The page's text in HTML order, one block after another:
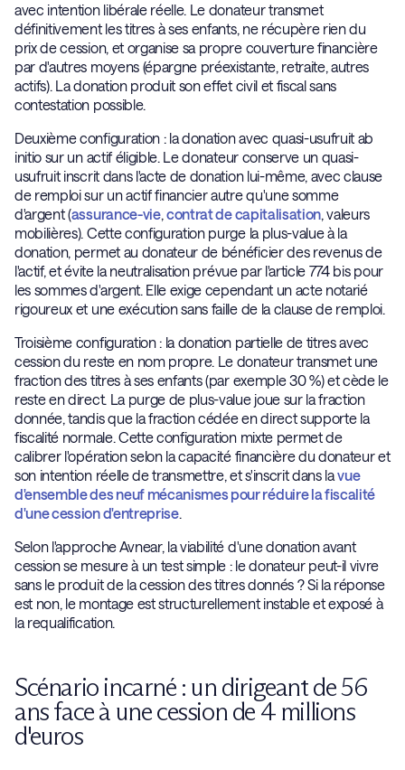
avec intention libérale réelle. Le donateur transmet
définitivement les titres à ses enfants, ne récupère rien du
prix de cession, et organise sa propre couverture financière
par d'autres moyens (épargne préexistante, retraite, autres
actifs). La donation produit son effet civil et fiscal sans
contestation possible.
Deuxième configuration : la donation avec quasi-usufruit ab
initio sur un actif éligible. Le donateur conserve un quasi-
usufruit inscrit dans l'acte de donation lui-même, avec clause
de remploi sur un actif financier autre qu'une somme
d'argent (assurance-vie,contrat de capitalisation, valeurs
mobilières). Cette configuration purge la plus-value à la
donation, permet au donateur de bénéficier des revenus de
l'actif, et évite la neutralisation prévue par l'article 774 bis pour
les sommes d'argent. Elle exige cependant un acte notarié
rigoureux et une exécution sans faille de la clause de remploi.
Troisième configuration : la donation partielle de titres avec
cession du reste en nom propre. Le donateur transmet une
fraction des titres à ses enfants (par exemple 30 %) et cède le
reste en direct. La purge de plus-value joue sur la fraction
donnée, tandis que la fraction cédée en direct supporte la
fiscalité normale. Cette configuration mixte permet de
calibrer l'opération selon la capacité financière du donateur et
son intention réelle de transmettre, et s'inscrit dans lavue
d'ensemble des neuf mécanismes pour réduire la fiscalité
d'une cession d'entreprise.
Selon l'approche Avnear, la viabilité d'une donation avant
cession se mesure à un test simple : le donateur peut-il vivre
sans le produit de la cession des titres donnés ? Si la réponse
est non, le montage est structurellement instable et exposé à
la requalification.
Scénario incarné : un dirigeant de 56
ans face à une cession de 4 millions
d'euros